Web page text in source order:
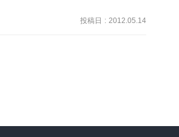
投稿日 : 2012.05.14